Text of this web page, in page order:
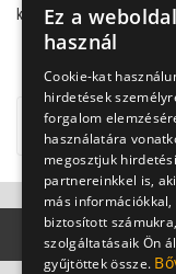
krupp homeopátia
fül-orr-gégész
Ez a
használ
Cookie-kat
hirdetések
forgalom
használatára
megosztjuk
partnereinkkel is,
más
biztosított
szolgáltatásaik Ön
gyűjtöttek össze.